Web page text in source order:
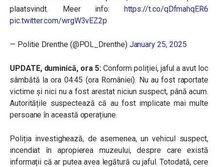
plaatsvindt. Meer info: https://t.co/qDfmahqER6
pic.twitter.com/wrgW3vEZ2p
— Politie Drenthe (@POL_Drenthe) January 25, 2025
UPDATE, duminică, ora 5: Conform poliției, jaful a avut loc
sâmbătă la ora 04:45 (ora României). Nu au fost raportate
victime și nici nu a fost arestat niciun suspect, până acum.
Autoritățile suspectează că au fost implicate mai multe
persoane în această operațiune.
Poliția investighează, de asemenea, un vehicul suspect,
incendiat în apropierea muzeului, despre care există
informații că ar putea avea legătură cu jaful. Totodată, cere